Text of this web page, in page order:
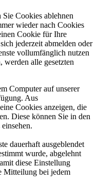
Cookies ablehnen
wieder nach Cookies
Cookie für Ihre
jederzeit abmelden oder
vollumfänglich nutzen
werden alle gesetzten
Computer auf unserer
Aus
Cookies anzeigen, die
Diese können Sie in den
dauerhaft ausgeblendet
wurde, abgelehnt
diese Einstellung
Mitteilung bei jedem